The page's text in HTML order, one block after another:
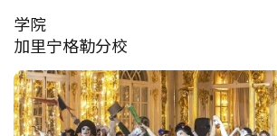
学院
加里宁格勒分校